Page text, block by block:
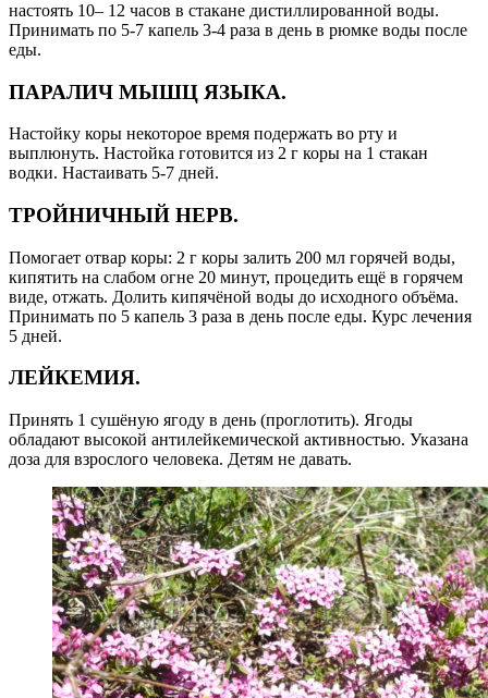
настоять 10– 12 часов в стакане дистиллированной воды.
Принимать по 5-7 капель 3-4 раза в день в рюмке воды после
еды.
ПАРАЛИЧ МЫШЦ ЯЗЫКА.
Настойку коры некоторое время подержать во рту и
выплюнуть. Настойка готовится из 2 г коры на 1 стакан
водки. Настаивать 5-7 дней.
ТРОЙНИЧНЫЙ НЕРВ.
Помогает отвар коры: 2 г коры залить 200 мл горячей воды,
кипятить на слабом огне 20 минут, процедить ещё в горячем
виде, отжать. Долить кипячёной воды до исходного объёма.
Принимать по 5 капель 3 раза в день после еды. Курс лечения
5 дней.
ЛЕЙКЕМИЯ.
Принять 1 сушёную ягоду в день (проглотить). Ягоды
обладают высокой антилейкемической активностью. Указана
доза для взрослого человека. Детям не давать.